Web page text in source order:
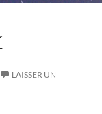
LAISSER UN